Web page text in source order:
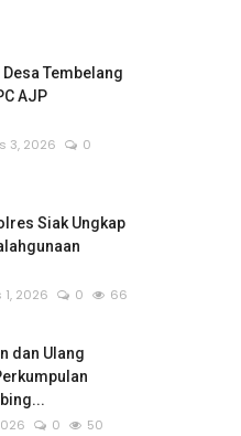
Tembelang
AJP
3, 2026
0
Siak Ungkap
2026 0 66
dan Ulang
0 50